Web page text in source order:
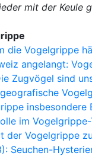
mit der Keule
die Vogelgrippe
angelangt:
Zugvögel sind
insbesondere
im
der Vogelgrippe
Seuchen-